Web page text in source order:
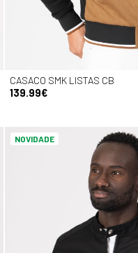
CASACO SMK LISTAS CB
139.99€
NOVIDADE